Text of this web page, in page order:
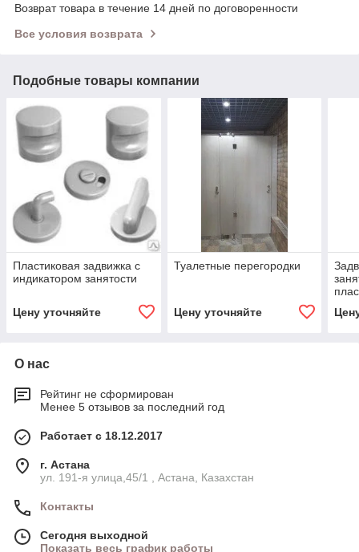
Возврат товара в течение 14 дней по договоренности
Все условия возврата
Подобные товары компании
Пластиковая задвижка с
индикатором занятости
Цену уточняйте
Туалетные перегородки
Цену уточняйте
О нас
Рейтинг не сформирован
Менее 5 отзывов за последний год
Работает с 18.12.2017
г. Астана
ул. 191-я улица,45/1 , Астана, Казахстан
Контакты
Сегодня выходной
Показать весь график работы